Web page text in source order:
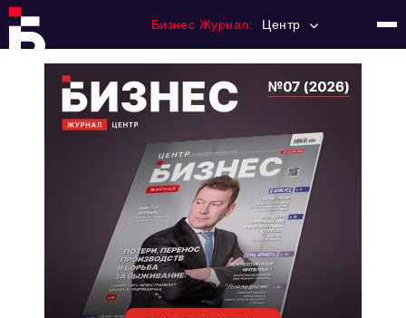
Бизнес Журнал: Центр
Регулирование